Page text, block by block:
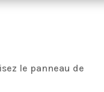
le panneau de